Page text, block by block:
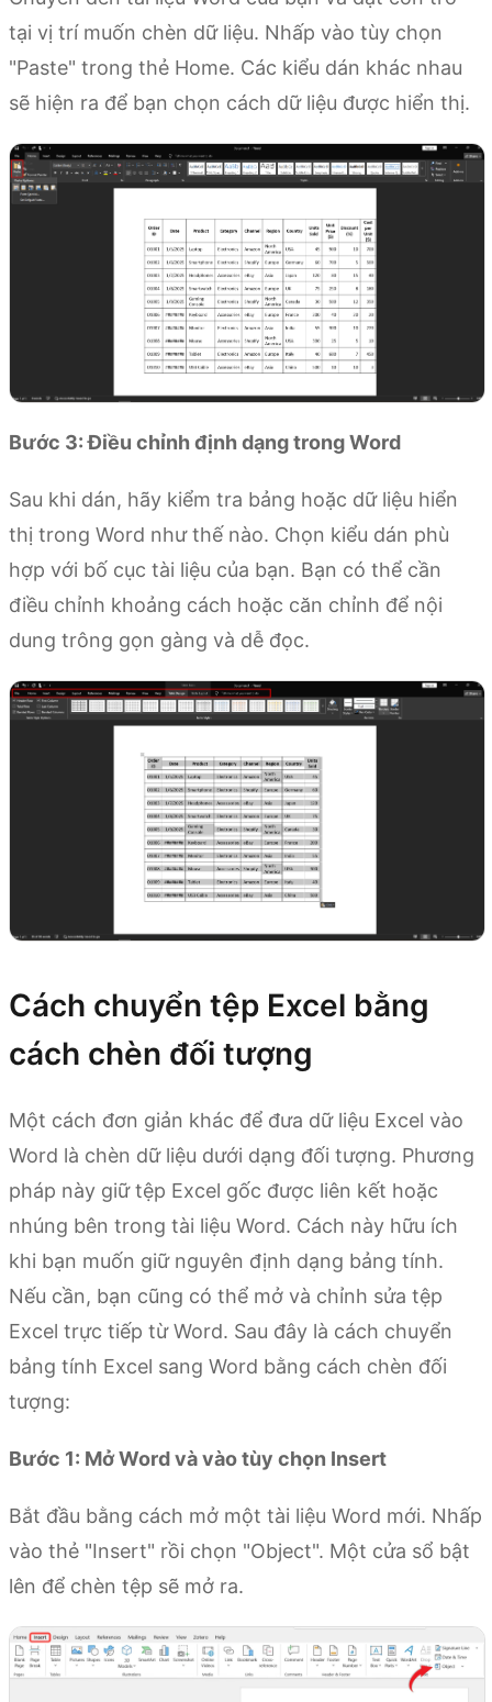
tại vị trí muốn chèn dữ liệu. Nhấp vào tùy chọn
"Paste" trong thẻ Home. Các kiểu dán khác nhau
sẽ hiện ra để bạn chọn cách dữ liệu được hiển thị.
Bước 3: Điều chỉnh định dạng trong Word
Sau khi dán, hãy kiểm tra bảng hoặc dữ liệu hiển
thị trong Word như thế nào. Chọn kiểu dán phù
hợp với bố cục tài liệu của bạn. Bạn có thể cần
điều chỉnh khoảng cách hoặc căn chỉnh để nội
dung trông gọn gàng và dễ đọc.
Cách chuyển tệp Excel bằng
cách chèn đối tượng
Một cách đơn giản khác để đưa dữ liệu Excel vào
Word là chèn dữ liệu dưới dạng đối tượng. Phương
pháp này giữ tệp Excel gốc được liên kết hoặc
nhúng bên trong tài liệu Word. Cách này hữu ích
khi bạn muốn giữ nguyên định dạng bảng tính.
Nếu cần, bạn cũng có thể mở và chỉnh sửa tệp
Excel trực tiếp từ Word. Sau đây là cách chuyển
bảng tính Excel sang Word bằng cách chèn đối
tượng:
Bước 1: Mở Word và vào tùy chọn Insert
Bắt đầu bằng cách mở một tài liệu Word mới. Nhấp
vào thẻ "Insert" rồi chọn "Object". Một cửa sổ bật
lên để chèn tệp sẽ mở ra.